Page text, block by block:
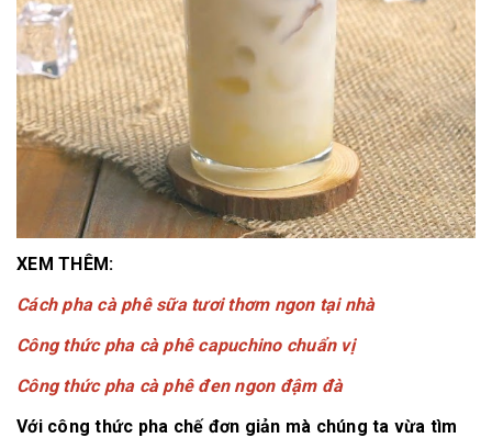
XEM THÊM:
Cách pha cà phê sữa tươi thơm ngon tại nhà
Công thức pha cà phê capuchino chuẩn vị
Công thức pha cà phê đen ngon đậm đà
Với công thức pha chế đơn giản mà chúng ta vừa tìm